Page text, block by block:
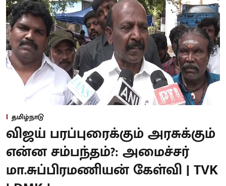
தமிழ்நாடு
விஜய் பரப்புரைக்கும் அரசுக்கும்
என்ன சம்பந்தம்?: அமைச்சர்
மா.சுப்பிரமணியன் கேள்வி | TVK